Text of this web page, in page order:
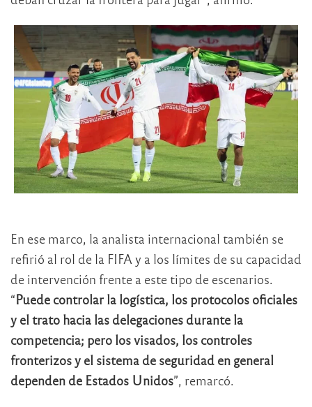
En ese marco, la analista internacional también se
refirió al rol de la FIFA y a los límites de su capacidad
de intervención frente a este tipo de escenarios.
“Puede controlar la logística, los protocolos oficiales
y el trato hacia las delegaciones durante la
competencia; pero los visados, los controles
fronterizos y el sistema de seguridad en general
dependen de Estados Unidos”, remarcó.